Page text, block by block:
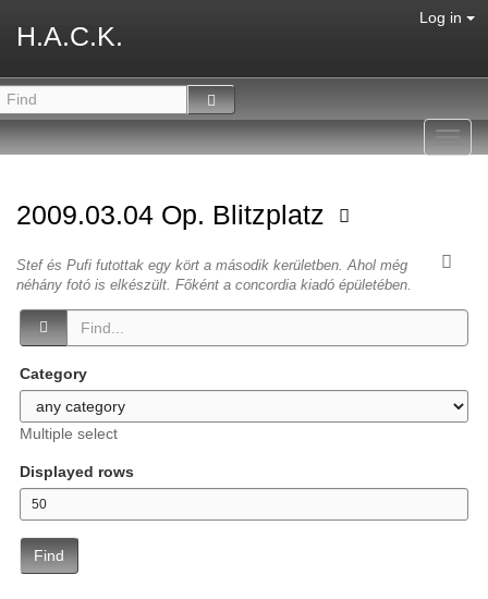
H.A.C.K.
Log in
2009.03.04 Op. Blitzplatz
Stef és Pufi futottak egy kört a második kerületben. Ahol még
néhány fotó is elkészült. Főként a concordia kiadó épületében.
Category
Multiple select
Displayed rows
Find